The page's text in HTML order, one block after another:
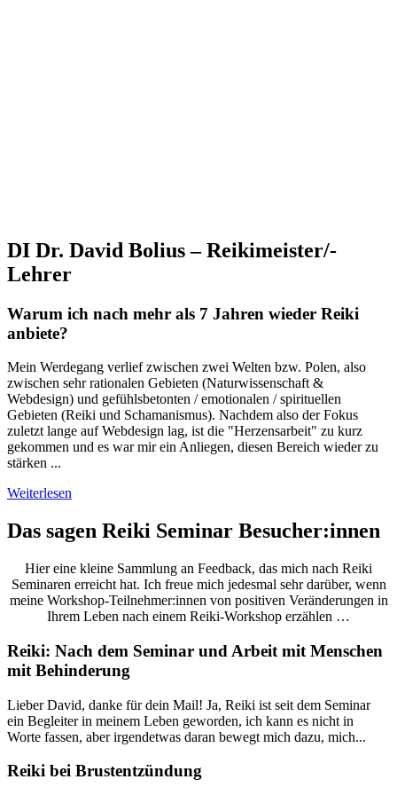
DI Dr. David Bolius – Reikimeister/-
Lehrer
Warum ich nach mehr als 7 Jahren wieder Reiki
anbiete?
Mein Werdegang verlief zwischen zwei Welten bzw. Polen, also
zwischen sehr rationalen Gebieten (Naturwissenschaft &
Webdesign) und gefühlsbetonten / emotionalen / spirituellen
Gebieten (Reiki und Schamanismus). Nachdem also der Fokus
zuletzt lange auf Webdesign lag, ist die "Herzensarbeit" zu kurz
gekommen und es war mir ein Anliegen, diesen Bereich wieder zu
stärken ...
Weiterlesen
Das sagen Reiki Seminar Besucher:innen
Hier eine kleine Sammlung an Feedback, das mich nach Reiki
Seminaren erreicht hat. Ich freue mich jedesmal sehr darüber, wenn
meine Workshop-Teilnehmer:innen von positiven Veränderungen in
Ihrem Leben nach einem Reiki-Workshop erzählen …
Reiki: Nach dem Seminar und Arbeit mit Menschen
mit Behinderung
Lieber David, danke für dein Mail! Ja, Reiki ist seit dem Seminar
ein Begleiter in meinem Leben geworden, ich kann es nicht in
Worte fassen, aber irgendetwas daran bewegt mich dazu, mich...
Reiki bei Brustentzündung